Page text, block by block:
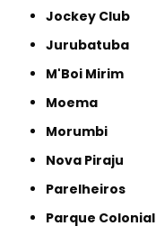
Jockey Club
Jurubatuba
M'Boi Mirim
Moema
Morumbi
Nova Piraju
Parelheiros
Parque Colonial